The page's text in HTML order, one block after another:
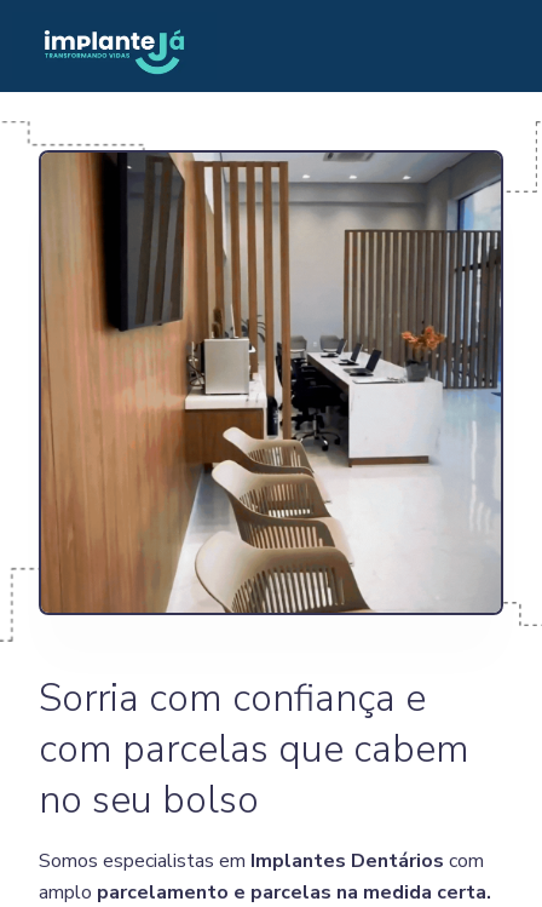
Sorria com confiança e
com parcelas que cabem
no seu bolso
Somos especialistas em Implantes Dentários com
amplo parcelamento e parcelas na medida certa.